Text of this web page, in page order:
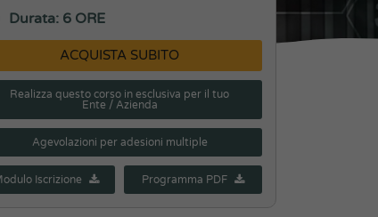
Durata: 6 ORE
ACQUISTA SUBITO
Realizza questo corso in esclusiva per il tuo
Ente / Azienda
Agevolazioni per adesioni multiple
Iscrizione Programma PDF